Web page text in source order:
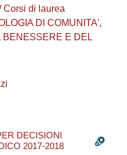
Corsi di laurea
DI COMUNITA',
BENESSERE E DEL
DECISIONI
2017-2018